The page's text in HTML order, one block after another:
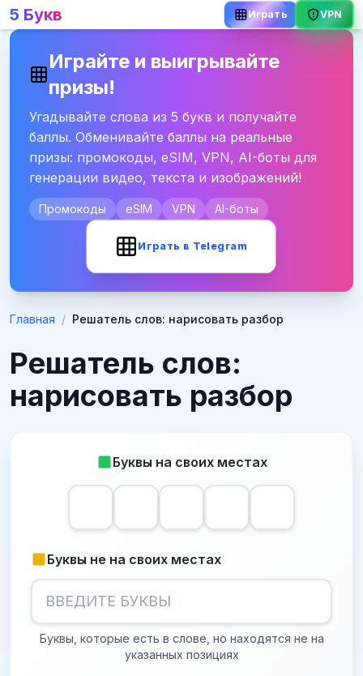
5 Букв Играть VPN
Играйте и выигрывайте
призы!
Угадывайте слова из 5 букв и получайте
баллы. Обменивайте баллы на реальные
призы: промокоды, eSIM, VPN, AI-боты для
генерации видео, текста и изображений!
Промокоды eSIM VPN AI-боты
Играть в Telegram
Главная / Решатель слов: нарисовать разбор
Решатель слов:
нарисовать разбор
Буквы на своих местах
Буквы не на своих местах
Буквы, которые есть в слове, но находятся не на
указанных позициях